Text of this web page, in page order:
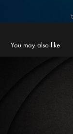
You may also like
Dziki Byk